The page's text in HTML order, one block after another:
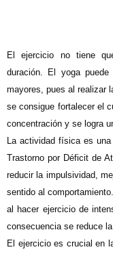
El ejercicio no tiene
duración. El yoga
mayores, pues al realizar
se consigue fortalecer el
concentración y se logra
La actividad física es
Trastorno por Déficit de
reducir la impulsividad,
sentido al
al hacer ejercicio de
consecuencia se reduce la
El ejercicio es crucial en